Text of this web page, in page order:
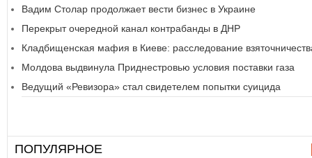
Вадим Столар продолжает вести бизнес в Украине
Перекрыт очередной канал контрабанды в ДНР
Кладбищенская мафия в Киеве: расследование
Молдова выдвинула Приднестровью условия поставки газа
Ведущий «Ревизора» стал свидетелем попытки суицида
ПОПУЛЯРНОЕ